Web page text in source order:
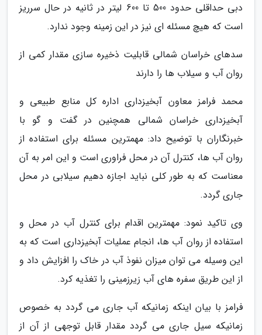
دبی حداقلی حدود 500 تا 600 لیتر در ثانیه در حال سرریز
است که هیچ مسئله ای نیز در این زمینه وجود ندارد.
سدهای خراسان شمالی قابلیت ذخیره سازی مقدار کمی از
روان آب و سیلاب ها را دارند
محمد فرامز معاون آبخیزداری اداره کل منابع طبیعی و
آبخیزداری خراسان شمالی همچنین در گفت و گو با
خبرنگاران با توضیح داد: مهمترین مسئله برای استفاده از
روان آب ها، کنترل آن در محل فراوری است و این امر به آن
معناست که به طور کلی نباید اجازه دهیم سیلابی در محل
جاری گردد.
وی تاکید نمود: مهمترین اقدام برای کنترل آب در محل و
استفاده از روان آب ها، انجام عملیات آبخیزداری است که به
این وسیله می توان میزان نفوذ آب در خاک را افزایش داد و
از این طریق سفره های آب زیرزمینی را تغذیه کرد.
فرامز با بیان اینکه زمانیکه آب جاری می گردد به خصوص
زمانیکه سیل جاری می گردد مقدار قابل توجهی از آن از